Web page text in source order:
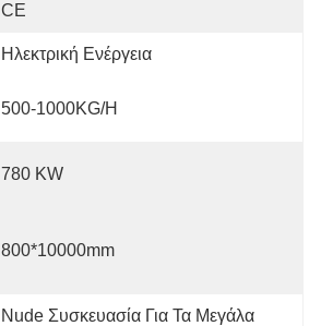
CE
Ηλεκτρική Ενέργεια
500-1000KG/H
780 KW
800*10000mm
Nude Συσκευασία Για Τα Μεγάλα